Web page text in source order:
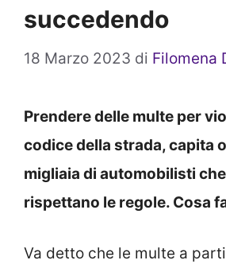
succedendo
18 Marzo 2023 di Filomena
Prendere delle multe per
codice della strada, capita
migliaia di automobilisti
rispettano le regole. Cosa
Va detto che le multe a